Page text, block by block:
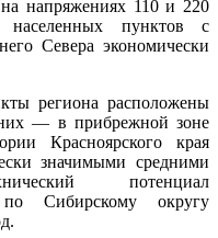
напряжениях 110 и 220
пунктов с
Севера экономически
региона расположены
— в прибрежной зоне
Красноярского края
значимыми средними
потенциал
по Сибирскому округу